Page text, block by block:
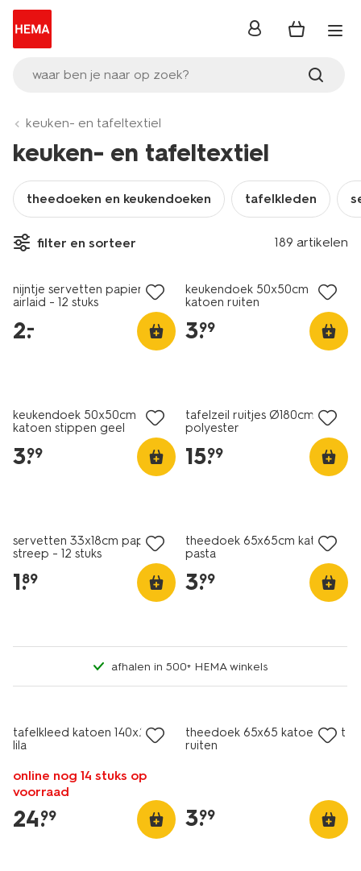
waar ben je naar op zoek?
inloggen
keuken- en tafeltextiel
keuken- en tafeltextiel
theedoeken en keukendoeken tafelkleden
filter en sorteer 189 artikelen
laag geprijsd
nijntje servetten papier
airlaid - 12 stuks
2.
–
keukendoek 50x50cm
katoen ruiten
3.
99
keukendoek 50x50cm
katoen stippen geel
3.
99
tafelzeil ruitjes Ø180cm
polyester
15.
99
servetten 33x18cm papier
streep - 12 stuks
1.
89
theedoek 65x65cm katoen
pasta
3.
99
afhalen in 500+ HEMA winkels
tafelkleed katoen 140x240
lila
online nog 14 stuks op
voorraad
24.
99
theedoek 65x65 katoen met
ruiten
3.
99